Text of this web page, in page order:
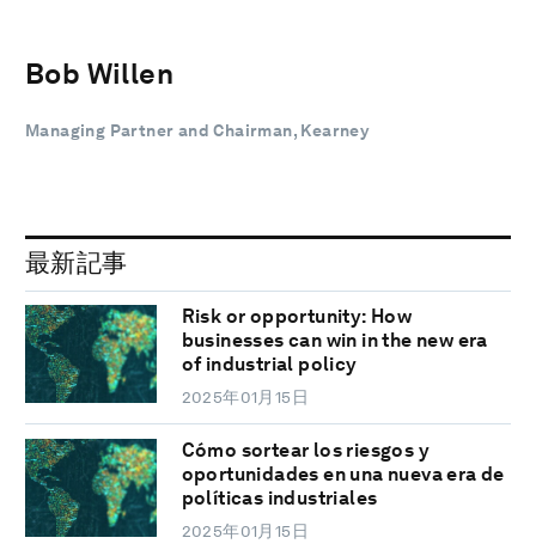
Bob Willen
Managing Partner and Chairman, Kearney
最新記事
Risk or opportunity: How
businesses can win in the new era
of industrial policy
2025年01月15日
Cómo sortear los riesgos y
oportunidades en una nueva era de
políticas industriales
2025年01月15日